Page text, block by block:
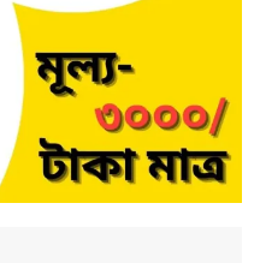
আন্তর্জাতিক
সংবর্ধিত হলেন আওলাদ
প্রশাসকের যোগদান,